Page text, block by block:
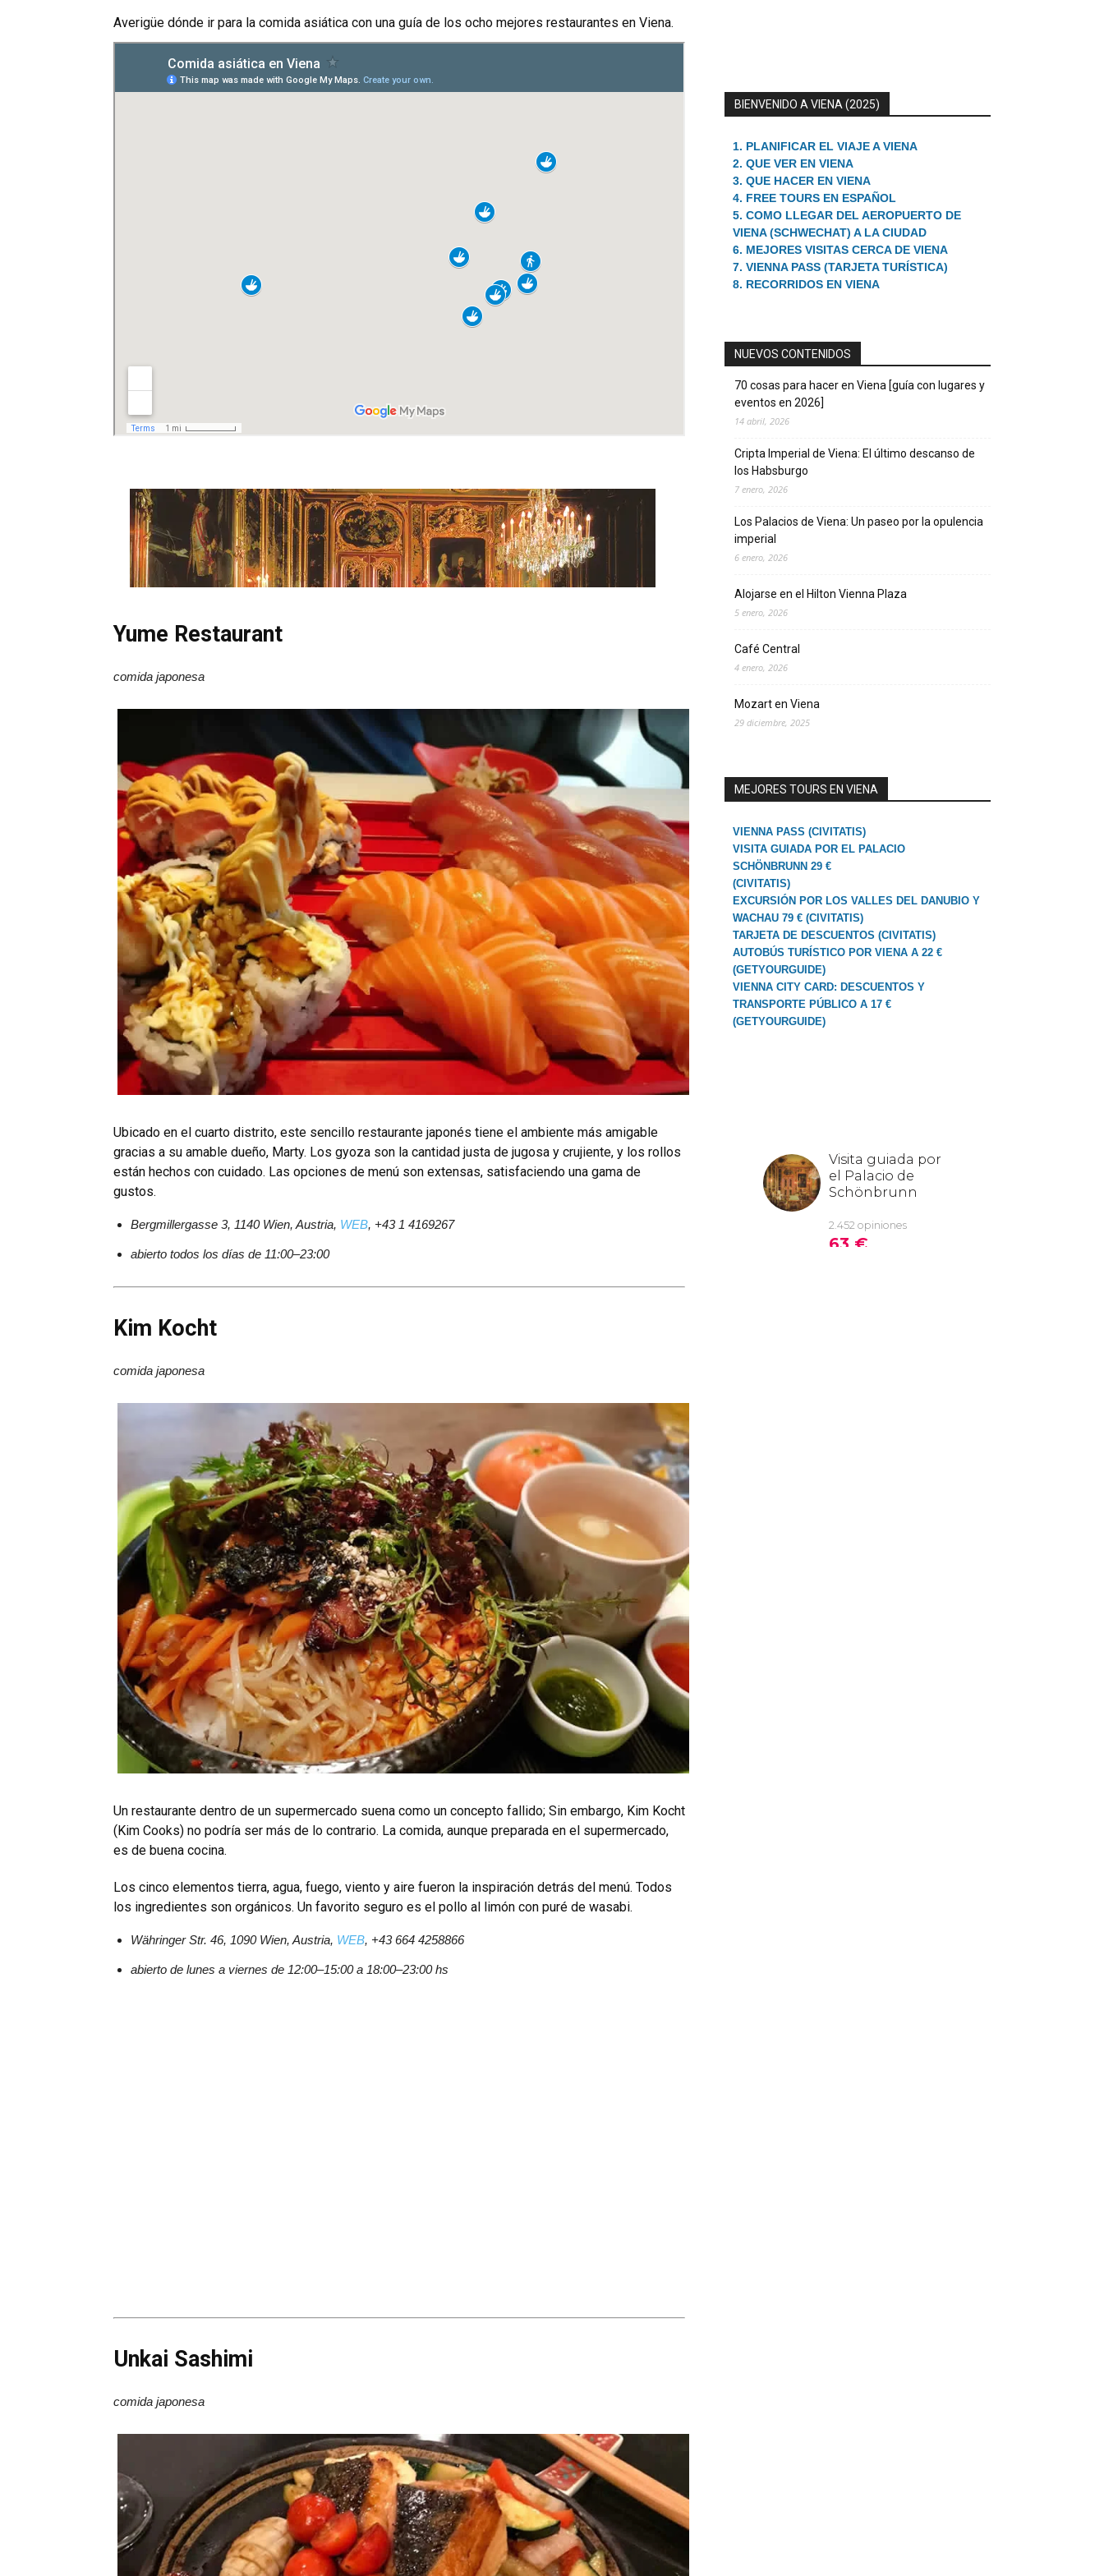
Averigüe dónde ir para la comida asiática con una guía de los ocho mejores restaurantes en Viena.
Yume Restaurant
comida japonesa
Ubicado en el cuarto distrito, este sencillo restaurante japonés tiene el ambiente más amigable
gracias a su amable dueño, Marty. Los gyoza son la cantidad justa de jugosa y crujiente, y los rollos
están hechos con cuidado. Las opciones de menú son extensas, satisfaciendo una gama de
gustos.
Bergmillergasse 3, 1140 Wien, Austria, WEB, +43 1 4169267
abierto todos los días de 11:00–23:00
Kim Kocht
comida japonesa
Un restaurante dentro de un supermercado suena como un concepto fallido; Sin embargo, Kim Kocht
(Kim Cooks) no podría ser más de lo contrario. La comida, aunque preparada en el supermercado,
es de buena cocina.
Los cinco elementos tierra, agua, fuego, viento y aire fueron la inspiración detrás del menú. Todos
los ingredientes son orgánicos. Un favorito seguro es el pollo al limón con puré de wasabi.
Währinger Str. 46, 1090 Wien, Austria, WEB, +43 664 4258866
abierto de lunes a viernes de 12:00–15:00 a 18:00–23:00 hs
Unkai Sashimi
comida japonesa
BIENVENIDO A VIENA (2025)
1. PLANIFICAR EL VIAJE A VIENA
2. QUE VER EN VIENA
3. QUE HACER EN VIENA
4. FREE TOURS EN ESPAÑOL
5. COMO LLEGAR DEL AEROPUERTO DE
VIENA (SCHWECHAT) A LA CIUDAD
6. MEJORES VISITAS CERCA DE VIENA
7. VIENNA PASS (TARJETA TURÍSTICA)
8. RECORRIDOS EN VIENA
NUEVOS CONTENIDOS
70 cosas para hacer en Viena [guía con lugares y
eventos en 2026]
14 abril, 2026
Cripta Imperial de Viena: El último descanso de
los Habsburgo
7 enero, 2026
Los Palacios de Viena: Un paseo por la opulencia
imperial
6 enero, 2026
Alojarse en el Hilton Vienna Plaza
5 enero, 2026
Café Central
4 enero, 2026
Mozart en Viena
29 diciembre, 2025
MEJORES TOURS EN VIENA
VIENNA PASS (CIVITATIS)
VISITA GUIADA POR EL PALACIO
SCHÖNBRUNN 29 €
(CIVITATIS)
EXCURSIÓN POR LOS VALLES DEL DANUBIO Y
WACHAU 79 € (CIVITATIS)
TARJETA DE DESCUENTOS (CIVITATIS)
AUTOBÚS TURÍSTICO POR VIENA A 22 €
(GETYOURGUIDE)
VIENNA CITY CARD: DESCUENTOS Y
TRANSPORTE PÚBLICO A 17 €
(GETYOURGUIDE)